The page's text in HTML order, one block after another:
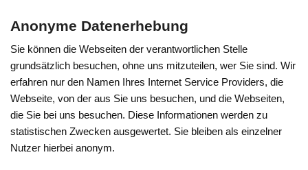
Anonyme Datenerhebung
Sie können die Webseiten der verantwortlichen Stelle
grundsätzlich besuchen, ohne uns mitzuteilen, wer Sie sind. Wir
erfahren nur den Namen Ihres Internet Service Providers, die
Webseite, von der aus Sie uns besuchen, und die Webseiten,
die Sie bei uns besuchen. Diese Informationen werden zu
statistischen Zwecken ausgewertet. Sie bleiben als einzelner
Nutzer hierbei anonym.